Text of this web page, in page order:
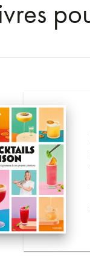
PAGES: 27/09/2017
Le
le plus